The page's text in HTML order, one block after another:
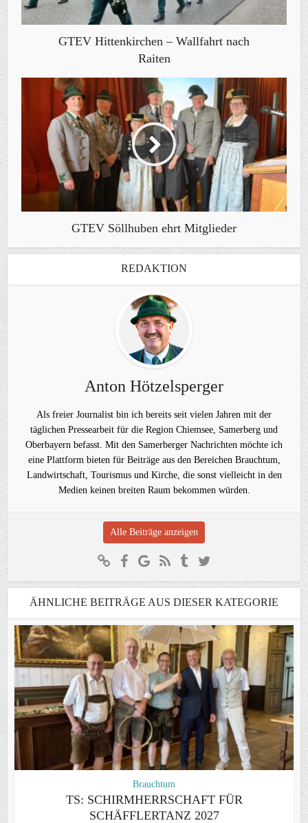
GTEV Hittenkirchen – Wallfahrt nach
Raiten
GTEV Söllhuben ehrt Mitglieder
REDAKTION
Anton Hötzelsperger
Als freier Journalist bin ich bereits seit vielen Jahren mit der
täglichen Pressearbeit für die Region Chiemsee, Samerberg und
Oberbayern befasst. Mit den Samerberger Nachrichten möchte ich
eine Plattform bieten für Beiträge aus den Bereichen Brauchtum,
Landwirtschaft, Tourismus und Kirche, die sonst vielleicht in den
Medien keinen breiten Raum bekommen würden.
Alle Beiträge anzeigen
ÄHNLICHE BEITRÄGE AUS DIESER KATEGORIE
Brauchtum
TS: SCHIRMHERRSCHAFT FÜR
SCHÄFFLERTANZ 2027